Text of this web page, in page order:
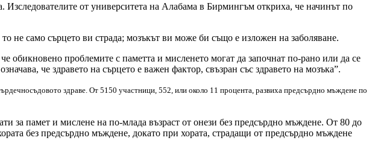
от университета на Алабама в Бирмингъм откриха, че начинът по
не само сърцето ви страда; мозъкът ви може би също е изложен на заболяване.
обикновено проблемите с паметта и мисленето могат да започнат по-рано или да се
че здравето на сърцето е важен фактор, свъзран със здравето на мозъка”.
здраве. От 5150 участници, 552, или около 11 процента, развиха предсърдно мъждене по
за памет и мислене на по-млада възраст от онези без предсърдно мъждене. От 80 до
без предсърдно мъждене, докато при хората, страдащи от предсърдно мъждене